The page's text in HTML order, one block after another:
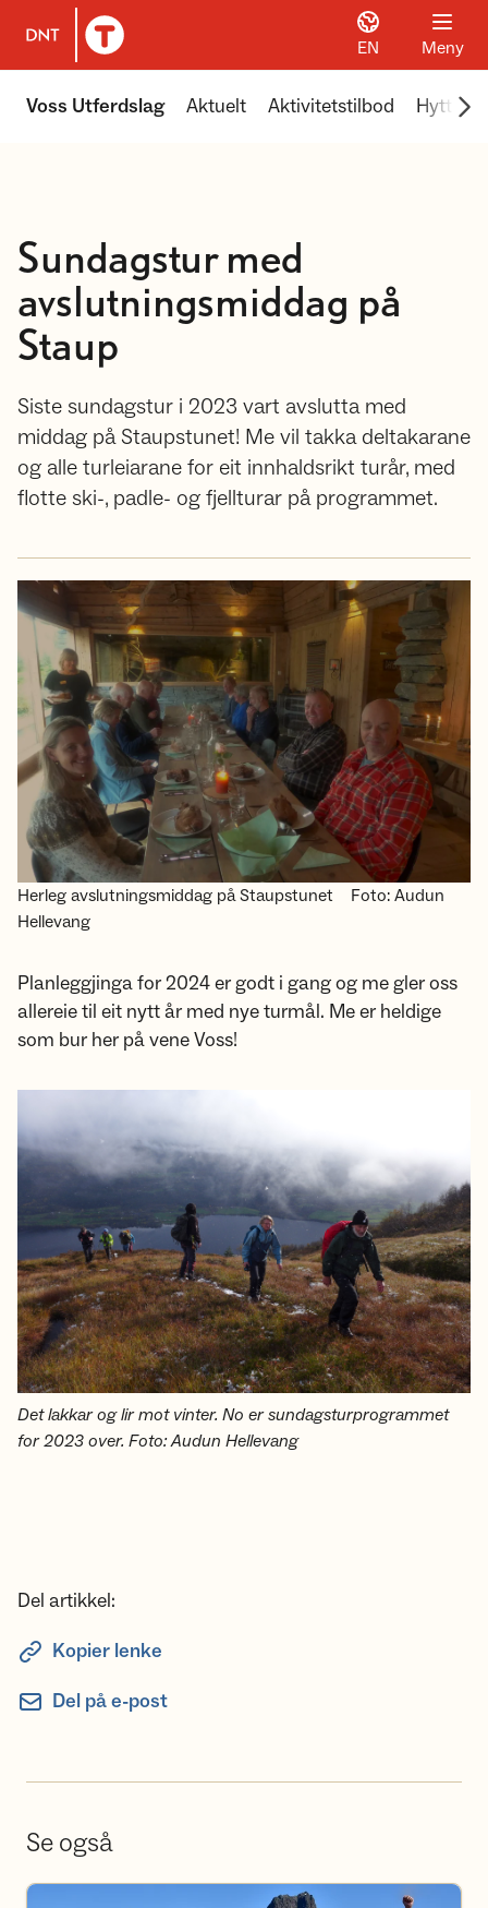
Til DNT.no forside
EN Meny
Voss Utferdslag Aktuelt Aktivitetstilbod Hyttene
Sundagstur med
avslutningsmiddag på
Staup
Siste sundagstur i 2023 vart avslutta med
middag på Staupstunet! Me vil takka deltakarane
og alle turleiarane for eit innhaldsrikt turår, med
flotte ski-, padle- og fjellturar på programmet.
Herleg avslutningsmiddag på Staupstunet
Foto: Audun
Hellevang
Planleggjinga for 2024 er godt i gang og me gler oss
allereie til eit nytt år med nye turmål. Me er heldige
som bur her på vene Voss!
Det lakkar og lir mot vinter. No er sundagsturprogrammet
for 2023 over. Foto: Audun Hellevang
Del artikkel:
Kopier lenke
Del på e-post
Se også
Bli Frivillig i Voss Utferdslag